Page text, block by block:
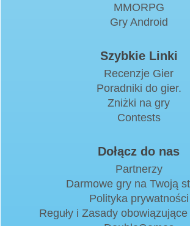
MMORPG
Gry Android
Szybkie Linki
Recenzje Gier
Poradniki do gier.
Zniżki na gry
Contests
Dołącz do nas
Partnerzy
Darmowe gry na Twoją
Polityka prywatności
Reguły i Zasady